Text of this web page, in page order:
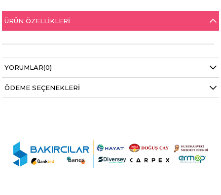
ÜRÜN ÖZELLIKLERI
YORUMLAR(0)
ÖDEME SEÇENEKLERI